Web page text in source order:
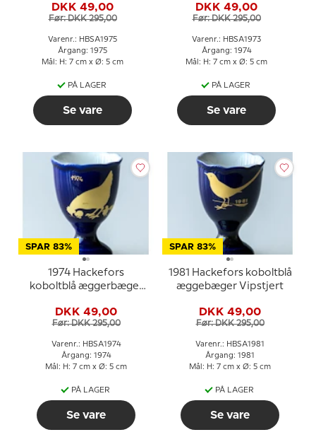
DKK 49,00
Før: DKK 295,00
Varenr.: HBSA1975
Årgang: 1975
Mål: H: 7 cm x Ø: 5 cm
PÅ LAGER
Se vare
DKK 49,00
Før: DKK 295,00
Varenr.: HBSA1973
Årgang: 1974
Mål: H: 7 cm x Ø: 5 cm
PÅ LAGER
Se vare
SPAR 83%
1974 Hackefors
koboltblå æggerbæger
DKK 49,00
Før: DKK 295,00
Varenr.: HBSA1974
Årgang: 1974
Mål: H: 7 cm x Ø: 5 cm
PÅ LAGER
Se vare
SPAR 83%
1981 Hackefors koboltblå
æggebæger Vipstjert
DKK 49,00
Før: DKK 295,00
Varenr.: HBSA1981
Årgang: 1981
Mål: H: 7 cm x Ø: 5 cm
PÅ LAGER
Se vare